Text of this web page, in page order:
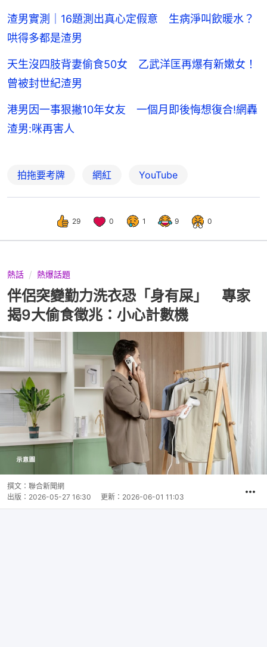
渣男實測｜16題測出真心定假意 生病淨叫飲暖水？
哄得多都是渣男
天生沒四肢背妻偷食50女 乙武洋匡再爆有新嫩女！
曾被封世紀渣男
港男因一事狠撇10年女友 一個月即後悔想復合!網轟
渣男:咪再害人
拍拖要考牌 網紅 YouTube
29 0 1 9 0
熱話 熱爆話題
伴侶突變勤力洗衣恐「身有屎」 專家
揭9大偷食徵兆：小心計數機
撰文： 聯合新聞網
出版： 2026-05-27 16:30 更新： 2026-06-01 11:03